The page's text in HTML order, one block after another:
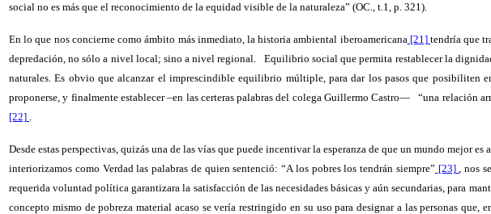
social no es más que el reconocimiento de la equidad visible de la naturaleza” (OC., t.1, p. 321).
En lo que nos concierne como ámbito más inmediato, la historia ambiental iberoamericana [21] tendría que
depredación, no sólo a nivel local; sino a nivel regional.
Equilibrio social que permita restablecer la
naturales. Es obvio que alcanzar el imprescindible equilibrio múltiple, para dar los pasos que posibiliten
proponerse, y finalmente establecer –en las certeras palabras del colega Guillermo Castro—
“una relación
[22] .
Desde estas perspectivas, quizás una de las vías que puede incentivar la esperanza de que un mundo mejor
interiorizamos como Verdad las palabras de quien sentenció: “A los pobres los tendrán siempre” [23] , nos
requerida voluntad política garantizara la satisfacción de las necesidades básicas y aún secundarias, para
concepto mismo de pobreza material acaso se vería restringido en su uso para designar a las personas